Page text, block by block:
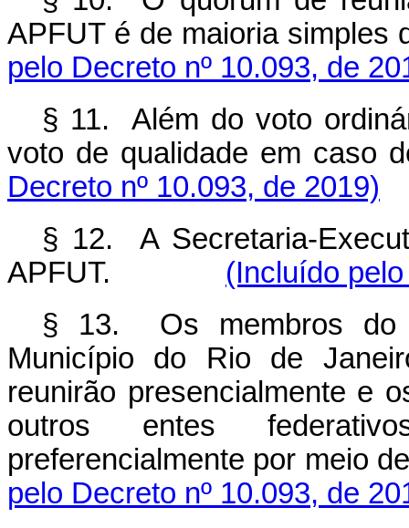
APFUT é de maioria simples
pelo Decreto nº 10.093, de
§ 11. Além do voto
voto de qualidade em caso
Decreto nº 10.093, de 2019)
§ 12. A Secretaria-
APFUT.
(Incluído
§ 13. Os membros do
Município do Rio de
reunirão presencialmente e
outros entes
preferencialmente por meio
pelo Decreto nº 10.093, de